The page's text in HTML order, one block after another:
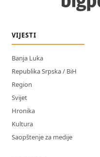
VIJESTI
Banja Luka
Republika Srpska / BiH
Region
Svijet
Hronika
Kultura
Saopštenje za medije